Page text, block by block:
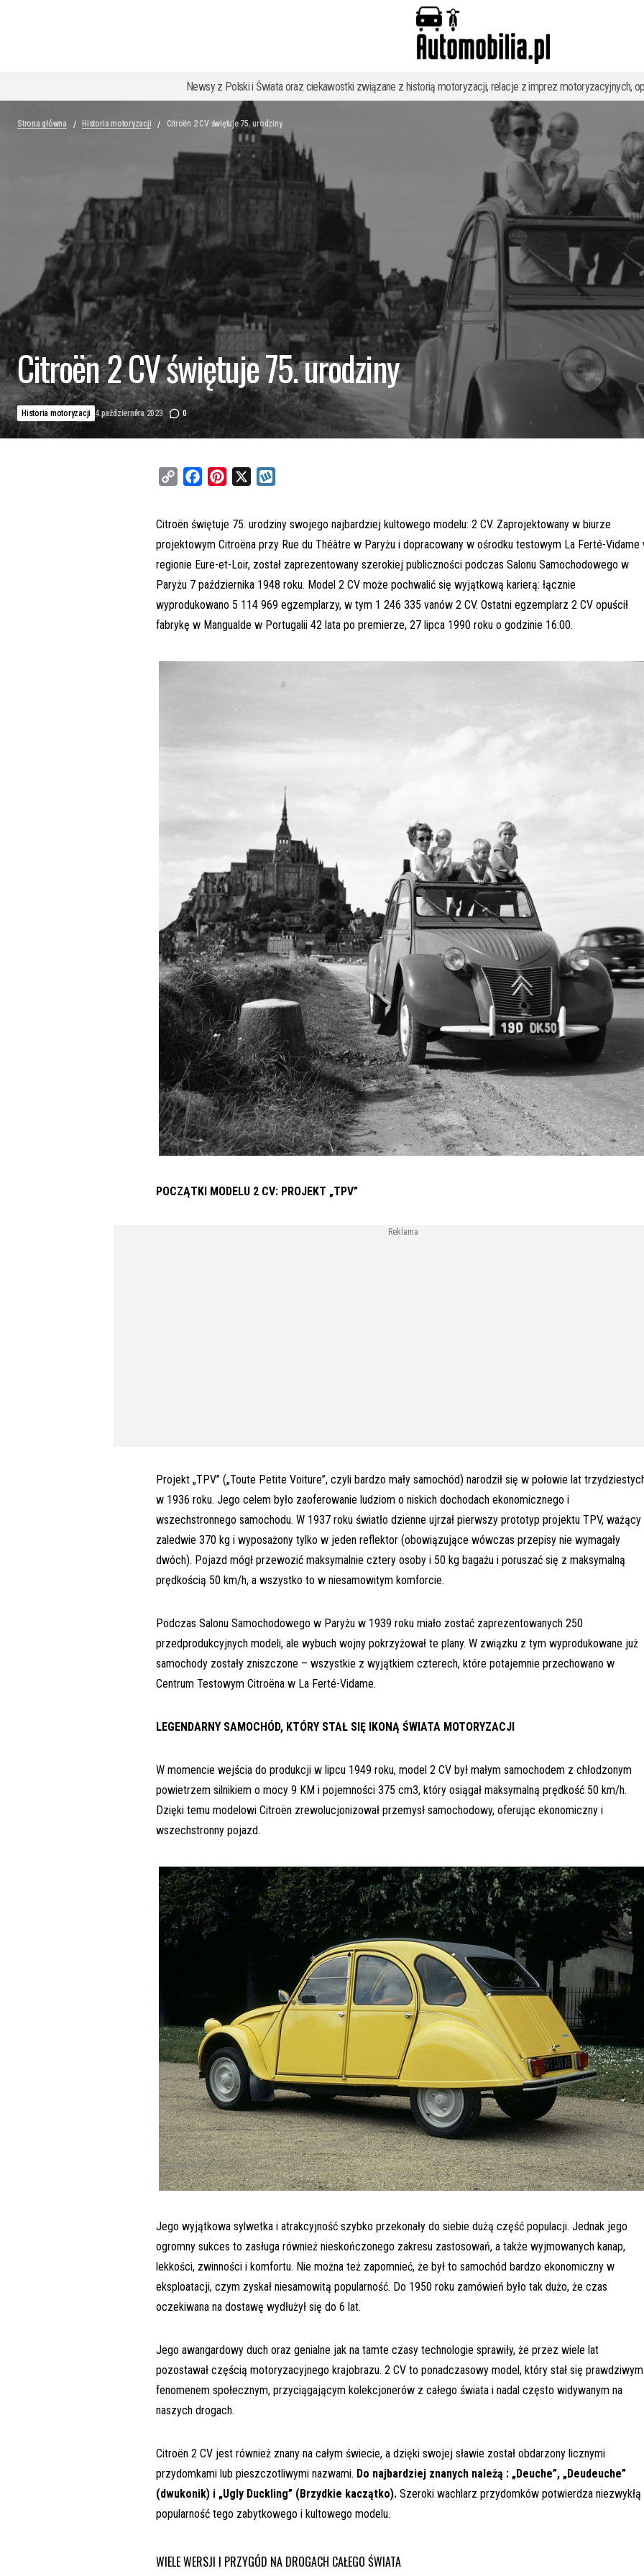
Newsy z Polski i Świata oraz ciekawostki związane z historią motoryzacji, relacje z imprez motoryzacyjnych,
Strona główna Historia motoryzacji Citroën 2 CV świętuje 75. urodziny
Citroën 2 CV świętuje 75. urodziny
Historia motoryzacji 4 października 2023 0
y
L
i
n
k
e
b
o
o
k
t
e
r
e
s
t
o
p
Citroën świętuje 75. urodziny swojego najbardziej kultowego modelu: 2 CV. Zaprojektowany w biurze
projektowym Citroëna przy Rue du Théâtre w Paryżu i dopracowany w ośrodku testowym La Ferté-Vidame
regionie Eure-et-Loir, został zaprezentowany szerokiej publiczności podczas Salonu Samochodowego w
Paryżu 7 października 1948 roku. Model 2 CV może pochwalić się wyjątkową karierą: łącznie
wyprodukowano 5 114 969 egzemplarzy, w tym 1 246 335 vanów 2 CV. Ostatni egzemplarz 2 CV opuścił
fabrykę w Mangualde w Portugalii 42 lata po premierze, 27 lipca 1990 roku o godzinie 16:00.
POCZĄTKI MODELU 2 CV: PROJEKT „TPV”
Reklama
Projekt „TPV” („Toute Petite Voiture”, czyli bardzo mały samochód) narodził się w połowie lat
w 1936 roku. Jego celem było zaoferowanie ludziom o niskich dochodach ekonomicznego i
wszechstronnego samochodu. W 1937 roku światło dzienne ujrzał pierwszy prototyp projektu TPV, ważący
zaledwie 370 kg i wyposażony tylko w jeden reflektor (obowiązujące wówczas przepisy nie wymagały
dwóch). Pojazd mógł przewozić maksymalnie cztery osoby i 50 kg bagażu i poruszać się z maksymalną
prędkością 50 km/h, a wszystko to w niesamowitym komforcie.
Podczas Salonu Samochodowego w Paryżu w 1939 roku miało zostać zaprezentowanych 250
przedprodukcyjnych modeli, ale wybuch wojny pokrzyżował te plany. W związku z tym wyprodukowane już
samochody zostały zniszczone – wszystkie z wyjątkiem czterech, które potajemnie przechowano w
Centrum Testowym Citroëna w La Ferté-Vidame.
LEGENDARNY SAMOCHÓD, KTÓRY STAŁ SIĘ IKONĄ ŚWIATA MOTORYZACJI
W momencie wejścia do produkcji w lipcu 1949 roku, model 2 CV był małym samochodem z chłodzonym
powietrzem silnikiem o mocy 9 KM i pojemności 375 cm3, który osiągał maksymalną prędkość 50 km/h.
Dzięki temu modelowi Citroën zrewolucjonizował przemysł samochodowy, oferując ekonomiczny i
wszechstronny pojazd.
Jego wyjątkowa sylwetka i atrakcyjność szybko przekonały do siebie dużą część populacji. Jednak jego
ogromny sukces to zasługa również nieskończonego zakresu zastosowań, a także wyjmowanych kanap,
lekkości, zwinności i komfortu. Nie można też zapomnieć, że był to samochód bardzo ekonomiczny w
eksploatacji, czym zyskał niesamowitą popularność. Do 1950 roku zamówień było tak dużo, że czas
oczekiwana na dostawę wydłużył się do 6 lat.
Jego awangardowy duch oraz genialne jak na tamte czasy technologie sprawiły, że przez wiele lat
pozostawał częścią motoryzacyjnego krajobrazu. 2 CV to ponadczasowy model, który stał się prawdziwym
fenomenem społecznym, przyciągającym kolekcjonerów z całego świata i nadal często widywanym na
naszych drogach.
Citroën 2 CV jest również znany na całym świecie, a dzięki swojej sławie został obdarzony licznymi
przydomkami lub pieszczotliwymi nazwami. Do najbardziej znanych należą : „Deuche”, „Deudeuche”
(dwukonik) i „Ugly Duckling” (Brzydkie kaczątko). Szeroki wachlarz przydomków potwierdza niezwykłą
popularność tego zabytkowego i kultowego modelu.
WIELE WERSJI I PRZYGÓD NA DROGACH CAŁEGO ŚWIATA